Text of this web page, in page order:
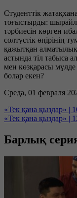
Студенттік
тоғыстырды:
тәрбиесін көрген
солтүстік өңірінің
қажытқан алматылық
астында тіл табыса
мен көзқарасы мүлде
болар екен?
Среда, 01 февраля
«Тек қана қыздар» |
«Тек қана қыздар» |
Барлық